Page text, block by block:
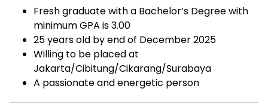
Fresh graduate with a Bachelor’s Degree with
minimum GPA is 3.00
25 years old by end of December 2025
Willing to be placed at
Jakarta/Cibitung/Cikarang/Surabaya
A passionate and energetic person